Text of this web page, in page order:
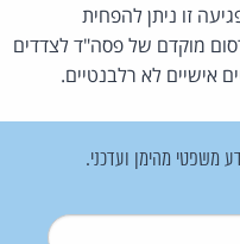
זו ניתן להפחית
מוקדם של פסה"ד לצדדים
אישיים לא רלבנטיים.
משפטי מהימן ועדכני.